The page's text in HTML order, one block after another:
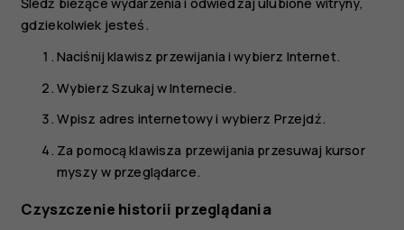
obsługi
gdziekolwiek jesteś.
Naciśnij klawisz przewijania i wybierz Internet.
WybierzSzukaj w Internecie.
Wpisz adres internetowy i wybierz Przejdź.
Za pomocą klawisza przewijania przesuwaj kursor
myszy w przeglądarce.
Czyszczenie historii przeglądania